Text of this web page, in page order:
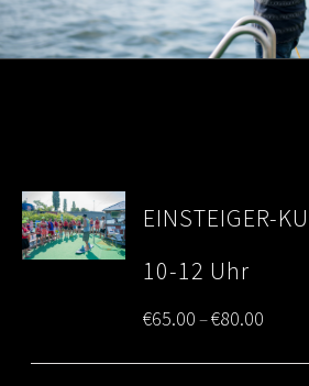
EINSTEIGER-
10-12 Uhr
€65.00–€80.00
range: